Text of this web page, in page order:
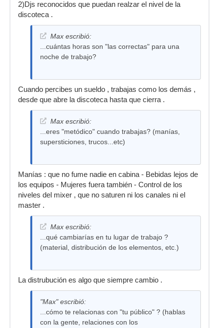
2)Djs reconocidos que puedan realzar el nivel de la
discoteca .
Max escribió:
...cuántas horas son "las correctas" para una
noche de trabajo?
Cuando percibes un sueldo , trabajas como los demás ,
desde que abre la discoteca hasta que cierra .
Max escribió:
...eres "metódico" cuando trabajas? (manías,
supersticiones, trucos...etc)
Manías : que no fume nadie en cabina - Bebidas lejos de
los equipos - Mujeres fuera también - Control de los
niveles del mixer , que no saturen ni los canales ni el
master .
Max escribió:
...qué cambiarías en tu lugar de trabajo ?
(material, distribución de los elementos, etc.)
La distrubución es algo que siempre cambio .
"Max" escribió:
...cómo te relacionas con "tu público" ? (hablas
con la gente, relaciones con los